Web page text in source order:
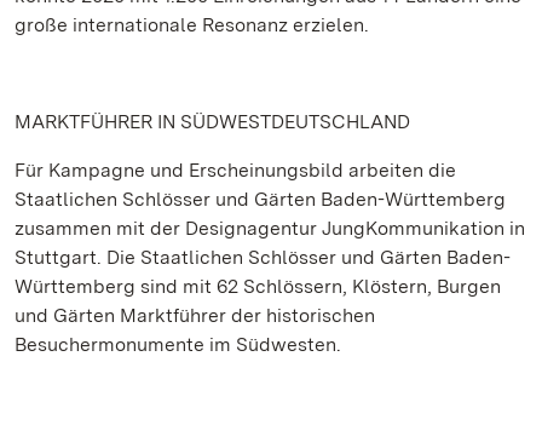
große internationale Resonanz erzielen.
MARKTFÜHRER IN SÜDWESTDEUTSCHLAND
Für Kampagne und Erscheinungsbild arbeiten die
Staatlichen Schlösser und Gärten Baden-Württemberg
zusammen mit der Designagentur JungKommunikation in
Stuttgart. Die Staatlichen Schlösser und Gärten Baden-
Württemberg sind mit 62 Schlössern, Klöstern, Burgen
und Gärten Marktführer der historischen
Besuchermonumente im Südwesten.